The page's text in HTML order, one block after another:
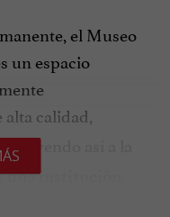
el Museo
un espacio
alta calidad,
así a la
unainstitución